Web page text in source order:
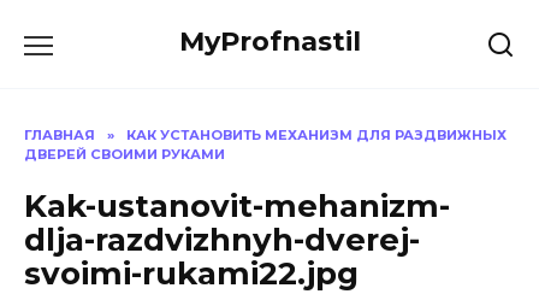
MyProfnastil
ГЛАВНАЯ »
КАК УСТАНОВИТЬ МЕХАНИЗМ ДЛЯ РАЗДВИЖНЫХ
ДВЕРЕЙ СВОИМИ РУКАМИ
Kak-ustanovit-mehanizm-
dlja-razdvizhnyh-dverej-
svoimi-rukami22.jpg